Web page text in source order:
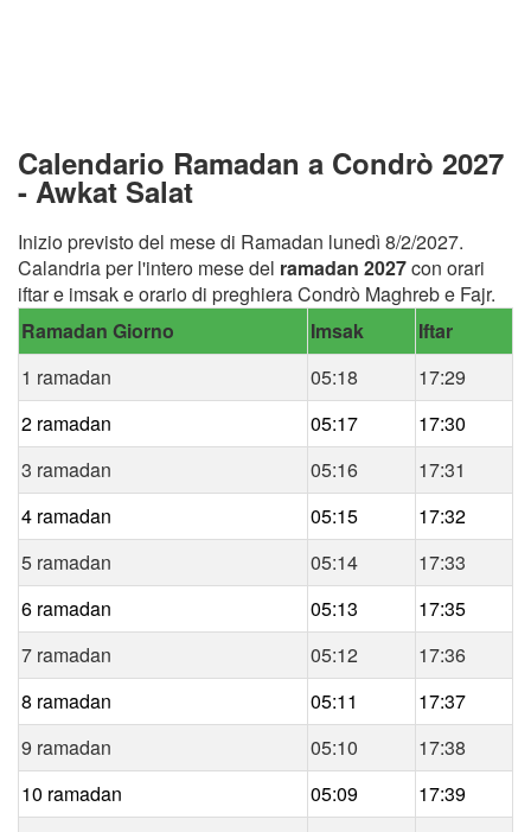
Calendario Ramadan a Condrò 2027
- Awkat Salat
Inizio previsto del mese di Ramadan lunedì 8/2/2027.
Calandria per l'intero mese del ramadan 2027con orari
iftar e imsak e orario di preghiera Condrò Maghreb e Fajr.
Ramadan Giorno
Imsak
Iftar
1 ramadan
05:18
17:29
2 ramadan
05:17
17:30
3 ramadan
05:16
17:31
4 ramadan
05:15
17:32
5 ramadan
05:14
17:33
6 ramadan
05:13
17:35
7 ramadan
05:12
17:36
8 ramadan
05:11
17:37
9 ramadan
05:10
17:38
10 ramadan
05:09
17:39